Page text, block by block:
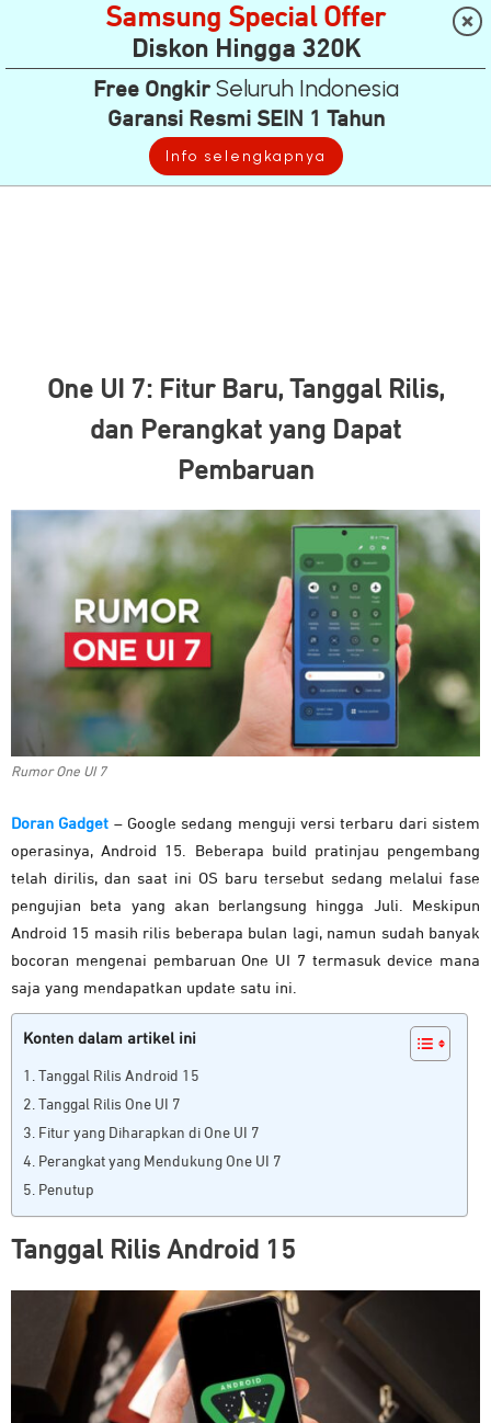
One UI 7: Fitur Baru, Tanggal Rilis,
dan Perangkat yang Dapat
Pembaruan
Rumor One UI 7
Doran Gadget – Google sedang menguji versi terbaru dari sistem
operasinya, Android 15. Beberapa build pratinjau pengembang
telah dirilis, dan saat ini OS baru tersebut sedang melalui fase
pengujian beta yang akan berlangsung hingga Juli.
Meskipun
Android 15 masih rilis beberapa bulan lagi, namun sudah banyak
bocoran mengenai pembaruan One UI 7 termasuk device mana
saja yang mendapatkan update satu ini.
Konten dalam artikel ini
Tanggal Rilis Android 15
Tanggal Rilis One UI 7
Fitur yang Diharapkan di One UI 7
Perangkat yang Mendukung One UI 7
Penutup
Tanggal Rilis Android 15
Samsung Special Offer
Diskon Hingga 320K
Free OngkirSeluruh Indonesia
Garansi Resmi SEIN 1 Tahun
Info selengkapnya